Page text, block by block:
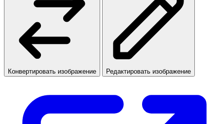
Конвертировать изображение Редактировать изображение